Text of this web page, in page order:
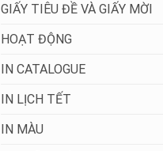
GIẤY TIÊU ĐỀ VÀ GIẤY MỜI
HOẠT ĐỘNG
IN CATALOGUE
IN LỊCH TẾT
IN MÀU